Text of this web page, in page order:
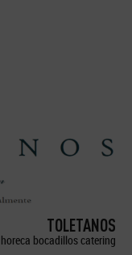
TOLETANOS
horeca bocadillos catering